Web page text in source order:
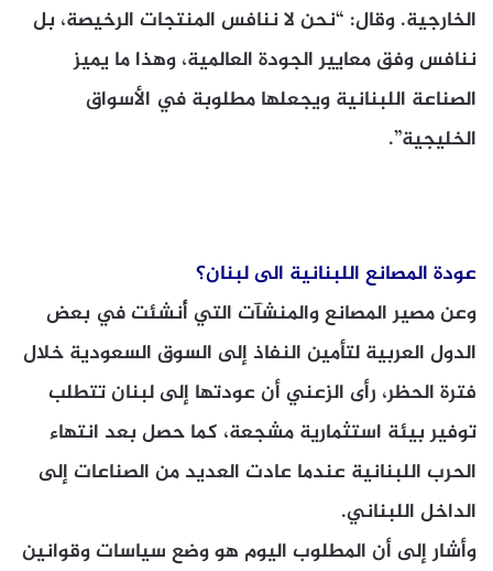
الخارجية. وقال: “نحن لا ننافس المنتجات الرخيصة، بل
ننافس وفق معايير الجودة العالمية، وهذا ما يميز
الصناعة اللبنانية ويجعلها مطلوبة في الأسواق
الخليجية”.
عودة المصانع اللبنانية الى لبنان؟
وعن مصير المصانع والمنشآت التي أُنشئت في بعض
الدول العربية لتأمين النفاذ إلى السوق السعودية خلال
فترة الحظر، رأى الزعني أن عودتها إلى لبنان تتطلب
توفير بيئة استثمارية مشجعة، كما حصل بعد انتهاء
الحرب اللبنانية عندما عادت العديد من الصناعات إلى
الداخل اللبناني.
وأشار إلى أن المطلوب اليوم هو وضع سياسات وقوانين